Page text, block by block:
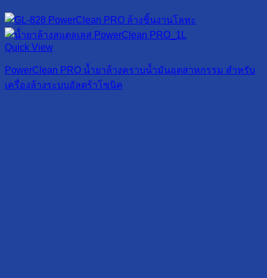
Quick View
PowerClean PRO น้ำยาล้างคราบน้ำมันอุตสาหกรรม สำหรับ
เครื่องล้างระบบอัลตร้าโซนิค